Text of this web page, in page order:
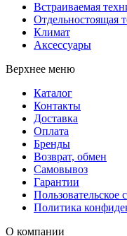
Встраиваемая
Отдельностоящая
Климат
Аксессуары
Верхнее меню
Каталог
Контакты
Доставка
Оплата
Бренды
Возврат, обмен
Самовывоз
Гарантии
Пользовательское
Политика
О компании